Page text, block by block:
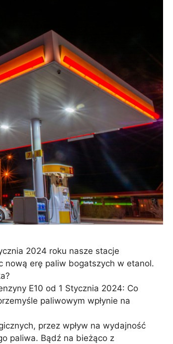
2024 roku nasze stacje
nową erę paliw bogatszych w etanol.
E10 od 1 Stycznia 2024: Co
paliwowym wpłynie na
przez wpływ na wydajność
paliwa. Bądź na bieżąco z